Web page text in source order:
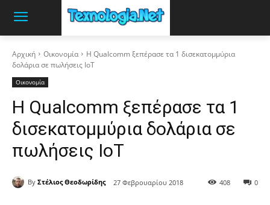
Αρχική Οικονομία
Η Qualcomm ξεπέρασε τα 1 δισεκατομμύρια
δολάρια σε πωλήσεις IoT
Οικονομία
Η Qualcomm ξεπέρασε τα 1
δισεκατομμύρια δολάρια σε
πωλήσεις IoT
By Στέλιος Θεοδωρίδης 27 Φεβρουαρίου 2018 0
408